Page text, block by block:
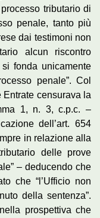
tributario di
penale, tanto più
dai testimoni non
alcun riscontro
fonda unicamente
penale”. Col
Entrate censurava la
1, n. 3, c.p.c. –
dell’art. 654
in relazione alla
delle prove
– deducendo che
che “l’Ufficio non
della sentenza”.
prospettiva che